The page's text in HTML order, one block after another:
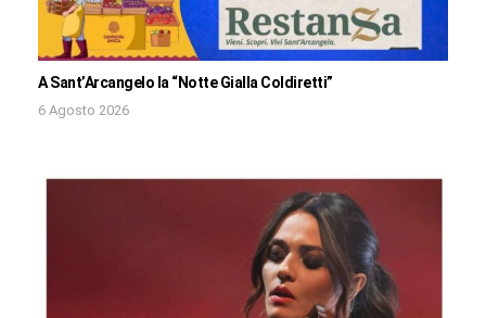
A Sant’Arcangelo la “Notte Gialla Coldiretti”
6 Agosto 2026